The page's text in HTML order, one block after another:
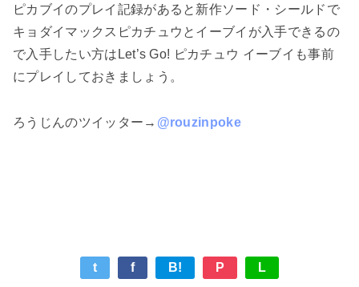
ピカブイのプレイ記録があると新作ソード・シールドで
キョダイマックスピカチュウとイーブイが入手できるの
で入手したい方はLet’s Go! ピカチュウ イーブイも事前
にプレイしておきましょう。
ろうじんのツイッター→ @rouzinpoke
t f B! P L